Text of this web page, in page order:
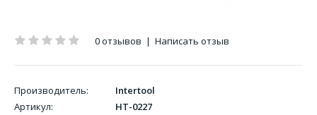
0 отзывов | Написать отзыв
Производитель:
Intertool
Артикул:
HT-0227